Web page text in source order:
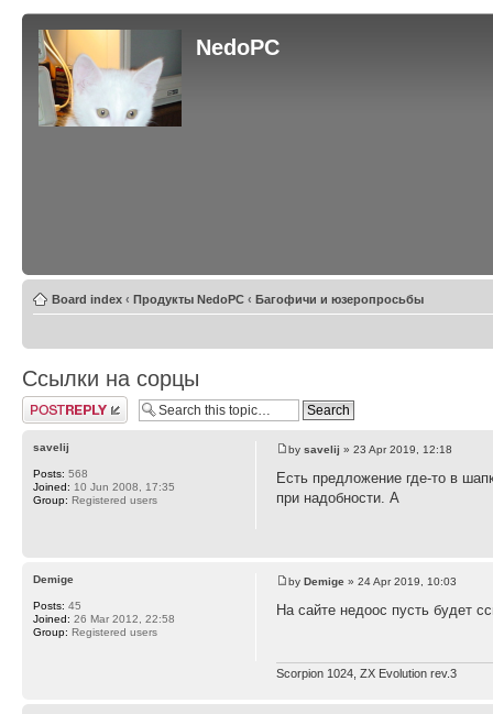
NedoPC
Board index ‹ Продукты NedoPC ‹ Багофичи и юзеропросьбы
Ссылки на сорцы
Post a reply
by savelij » 23 Apr 2019, 12:18
Есть предложение где-то в
при надобности. А
savelij
Posts: 568
Joined: 10 Jun 2008, 17:35
Group: Registered users
by Demige» 24 Apr 2019, 10:03
На сайте недоос пусть будет
Scorpion 1024, ZX Evolution rev.3
Demige
Posts: 45
Joined: 26 Mar 2012, 22:58
Group: Registered users